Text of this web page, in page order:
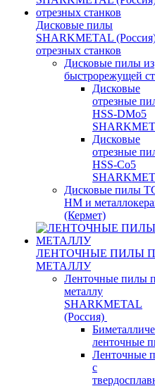
Дисковые пилы
SHARKMETAL
отрезных станков
Дисковые пилы из
быстрорежущей
Дисковые
отрезные
HSS-DMo5
Дисковые
отрезные
HSS-Co5
Дисковые пилы
НМ и
(Кермет)
ЛЕНТОЧНЫЕ ПИЛЫ
МЕТАЛЛУ
Ленточные пилы
металлу
SHARKMETAL
(Россия)
ленточные
Ленточные
с